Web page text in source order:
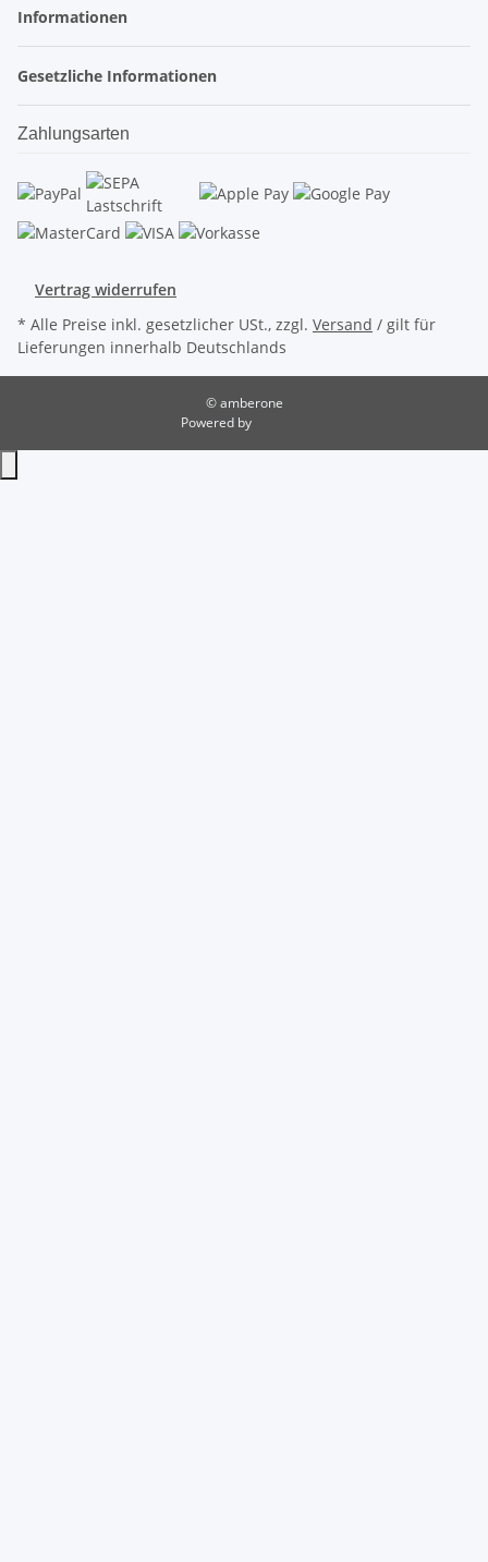
Informationen
Gesetzliche Informationen
Zahlungsarten
Vertrag widerrufen
* Alle Preise inkl. gesetzlicher USt., zzgl. Versand / gilt für
Lieferungen innerhalb Deutschlands
© amberone
Powered by